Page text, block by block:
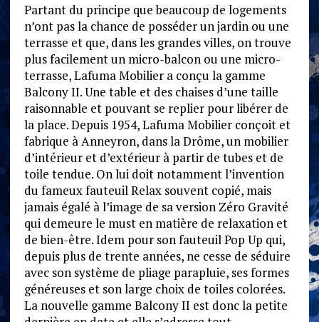
Partant du principe que beaucoup de logements
n’ont pas la chance de posséder un jardin ou une
terrasse et que, dans les grandes villes, on trouve
plus facilement un micro-balcon ou une micro-
terrasse, Lafuma Mobilier a conçu la gamme
Balcony II. Une table et des chaises d’une taille
raisonnable et pouvant se replier pour libérer de
la place. Depuis 1954, Lafuma Mobilier conçoit et
fabrique à Anneyron, dans la Drôme, un mobilier
d’intérieur et d’extérieur à partir de tubes et de
toile tendue. On lui doit notamment l’invention
du fameux fauteuil Relax souvent copié, mais
jamais égalé à l’image de sa version Zéro Gravité
qui demeure le must en matière de relaxation et
de bien-être. Idem pour son fauteuil Pop Up qui,
depuis plus de trente années, ne cesse de séduire
avec son système de pliage parapluie, ses formes
généreuses et son large choix de toiles colorées.
La nouvelle gamme Balcony II est donc la petite